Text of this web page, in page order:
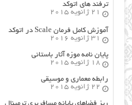
ترفند های اتوکد
21 ژانویه 2015
آموزش کامل فرمان Scale در اتوکد
31 ژانویه 2016
پایان نامه موزه آثار باستانی
18 ژانویه 2015
رابطه معماری و موسیقی
22 ژانویه 2015